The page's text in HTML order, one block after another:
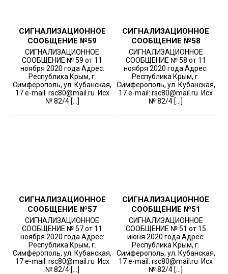
СИГНАЛИЗАЦИОННОЕ
СООБЩЕНИЕ №59
СИГНАЛИЗАЦИОННОЕ
СООБЩЕНИЕ № 59 от 11
ноября 2020 года Адрес:
Республика Крым, г.
Симферополь, ул. Кубанская,
17 e-mail: rsc80@mail.ru Исх
№ 82/4 […]
СИГНАЛИЗАЦИОННОЕ
СООБЩЕНИЕ №58
СИГНАЛИЗАЦИОННОЕ
СООБЩЕНИЕ № 58 от 11
ноября 2020 года Адрес:
Республика Крым, г.
Симферополь, ул. Кубанская,
17 e-mail: rsc80@mail.ru Исх
№ 82/4 […]
СИГНАЛИЗАЦИОННОЕ
СООБЩЕНИЕ №57
СИГНАЛИЗАЦИОННОЕ
СООБЩЕНИЕ № 57 от 11
ноября 2020 года Адрес:
Республика Крым, г.
Симферополь, ул. Кубанская,
17 e-mail: rsc80@mail.ru Исх
№ 82/4 […]
СИГНАЛИЗАЦИОННОЕ
СООБЩЕНИЕ №51
СИГНАЛИЗАЦИОННОЕ
СООБЩЕНИЕ № 51 от 15
июня 2020 года Адрес:
Республика Крым, г.
Симферополь, ул. Кубанская,
17 e-mail: rsc80@mail.ru Исх
№ 82/4 […]